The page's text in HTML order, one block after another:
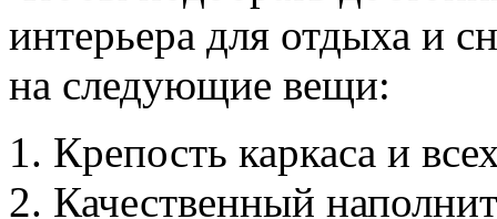
интерьера для отдыха и
на следующие вещи:
Крепость каркаса и
Качественный